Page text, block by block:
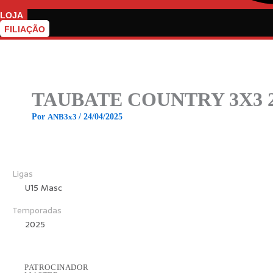
LOJA
FILIAÇÃO
TAUBATE COUNTRY 3X3
Por ANB3x3 / 24/04/2025
Ligas
U15 Masc
Temporadas
2025
PATROCINADOR